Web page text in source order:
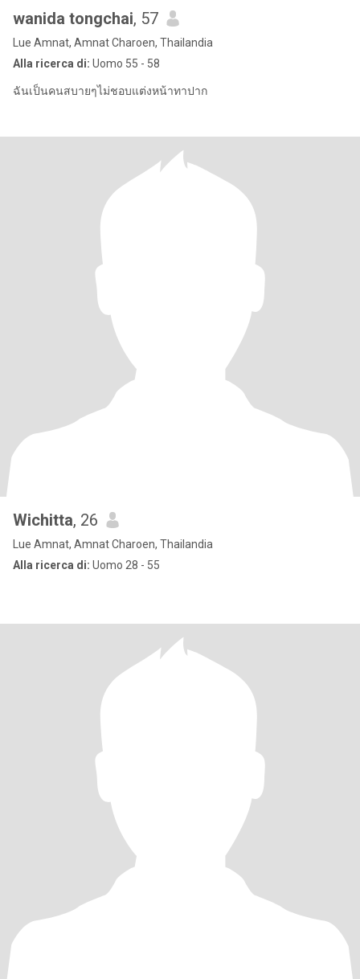
wanida tongchai, 57
Lue Amnat, Amnat Charoen, Thailandia
Alla ricerca di: Uomo 55 - 58
ฉันเป็นคนสบายๆไม่ชอบแต่งหน้าทาปาก
Wichitta, 26
Lue Amnat, Amnat Charoen, Thailandia
Alla ricerca di: Uomo 28 - 55